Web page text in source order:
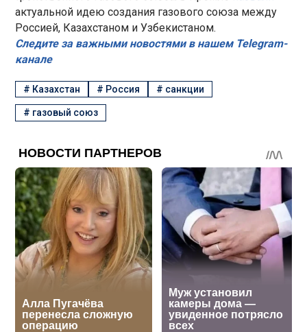
актуальной идею создания газового союза между
Россией, Казахстаном и Узбекистаном.
Следите за важными новостями в нашем Telegram-
канале
# Казахстан # Россия # санкции
# газовый союз